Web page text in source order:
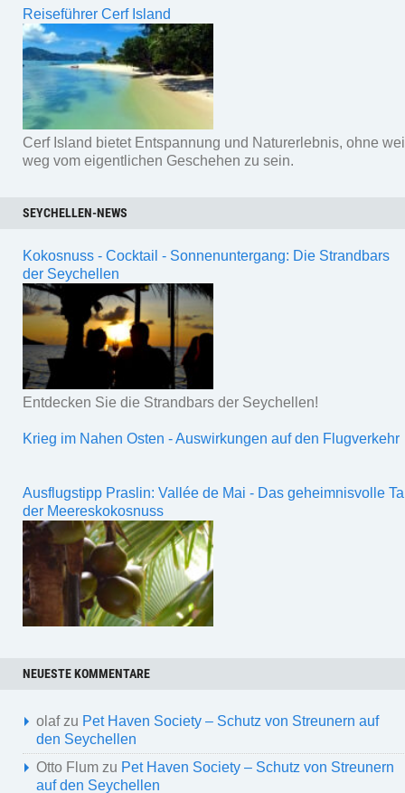
Reiseführer Cerf Island
Cerf Island bietet Entspannung und Naturerlebnis, ohne
weg vom eigentlichen Geschehen zu sein.
SEYCHELLEN-NEWS
Kokosnuss - Cocktail - Sonnenuntergang: Die Strandbars
der Seychellen
Entdecken Sie die Strandbars der Seychellen!
Krieg im Nahen Osten - Auswirkungen auf den Flugverkehr
Ausflugstipp Praslin: Vallée de Mai - Das geheimnisvolle
der Meereskokosnuss
NEUESTE KOMMENTARE
olafzu Pet Haven Society – Schutz von Streunern auf
den Seychellen
Otto Flum zu Pet Haven Society – Schutz von Streunern
auf den Seychellen